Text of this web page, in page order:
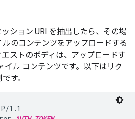
ション URI を抽出したら、その場
のコンテンツをアップロードする
ストのボディは、アップロードす
イル コンテンツです。以下はリク
す。
1.1